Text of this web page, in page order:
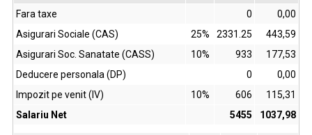
Fara taxe
0
0,00
Asigurari Sociale (CAS)
25% 2331.25
443,59
Asigurari Soc. Sanatate (CASS)
10% 933
177,53
Deducere personala (DP)
0
0,00
Impozit pe venit (IV)
10% 606
115,31
Salariu Net
5455 1037,98